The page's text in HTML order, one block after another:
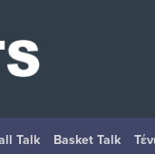
Talk Basket Talk